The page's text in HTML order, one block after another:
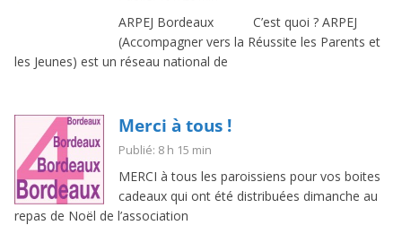
ARPEJ Bordeaux C’est quoi ? ARPEJ
(Accompagner vers la Réussite les Parents et
les Jeunes) est un réseau national de
Merci à tous !
Publié: 8 h 15 min
MERCI à tous les paroissiens pour vos boites
cadeaux qui ont été distribuées dimanche au
repas de Noël de l’association